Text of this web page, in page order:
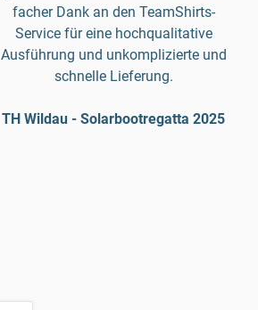
facher Dank an den TeamShirts-
Service für eine hochqualitative
Ausführung und unkomplizierte und
schnelle Lieferung.
TH Wildau - Solarbootregatta 2025